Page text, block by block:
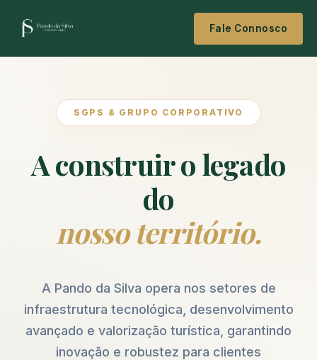
Fale Connosco
SGPS & GRUPO CORPORATIVO
A construir o legado
do
nosso território.
A Pando da Silva opera nos setores de
infraestrutura tecnológica, desenvolvimento
avançado e valorização turística, garantindo
inovação e robustez para clientes